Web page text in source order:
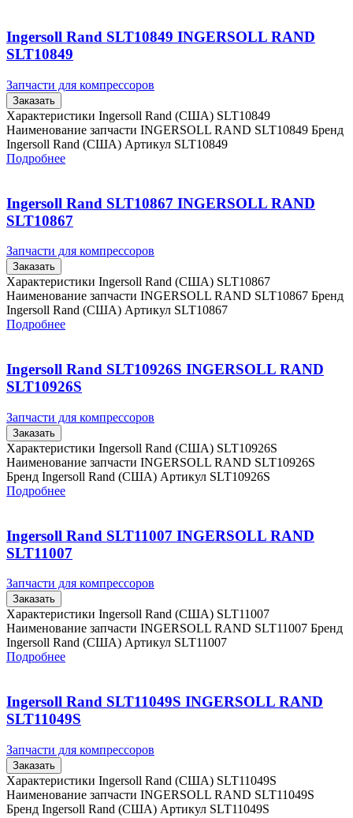
Ingersoll Rand SLT10849 INGERSOLL RAND
SLT10849
Запчасти для компрессоров
Заказать
Характеристики Ingersoll Rand (США) SLT10849
Наименование запчасти INGERSOLL RAND SLT10849 Бренд
Ingersoll Rand (США) Артикул SLT10849
Подробнее
Ingersoll Rand SLT10867 INGERSOLL RAND
SLT10867
Запчасти для компрессоров
Заказать
Характеристики Ingersoll Rand (США) SLT10867
Наименование запчасти INGERSOLL RAND SLT10867 Бренд
Ingersoll Rand (США) Артикул SLT10867
Подробнее
Ingersoll Rand SLT10926S INGERSOLL RAND
SLT10926S
Запчасти для компрессоров
Заказать
Характеристики Ingersoll Rand (США) SLT10926S
Наименование запчасти INGERSOLL RAND SLT10926S
Бренд Ingersoll Rand (США) Артикул SLT10926S
Подробнее
Ingersoll Rand SLT11007 INGERSOLL RAND
SLT11007
Запчасти для компрессоров
Заказать
Характеристики Ingersoll Rand (США) SLT11007
Наименование запчасти INGERSOLL RAND SLT11007 Бренд
Ingersoll Rand (США) Артикул SLT11007
Подробнее
Ingersoll Rand SLT11049S INGERSOLL RAND
SLT11049S
Запчасти для компрессоров
Заказать
Характеристики Ingersoll Rand (США) SLT11049S
Наименование запчасти INGERSOLL RAND SLT11049S
Бренд Ingersoll Rand (США) Артикул SLT11049S